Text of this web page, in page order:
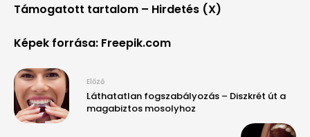
Támogatott tartalom – Hirdetés (X)
Képek forrása: Freepik.com
Előző
Láthatatlan fogszabályozás – Diszkrét út a
magabiztos mosolyhoz